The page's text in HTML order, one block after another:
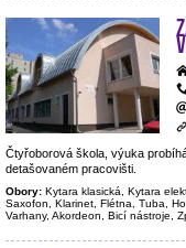
Čtyřoborová škola, výuka
detašovaném pracovišti.
Obory: Kytara klasická, Kytara
Saxofon, Klarinet, Flétna, Tuba,
Varhany, Akordeon, Bicí nástroje,